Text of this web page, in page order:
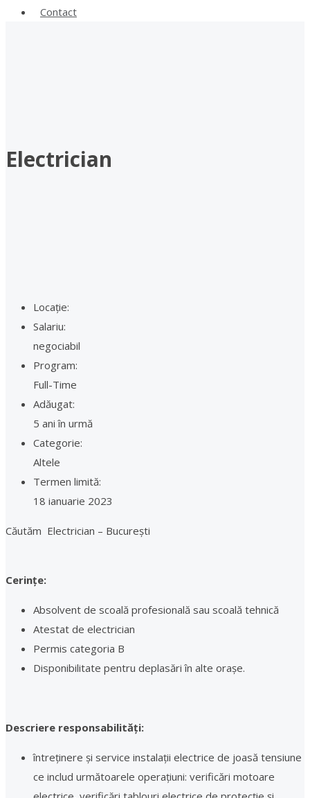
Contact
Electrician
Locație:
Salariu:
negociabil
Program:
Full-Time
Adăugat:
5 ani în urmă
Categorie:
Altele
Termen limită:
18 ianuarie 2023
Căutăm Electrician – București
Cerințe:
Absolvent de scoală profesională sau scoală tehnică
Atestat de electrician
Permis categoria B
Disponibilitate pentru deplasări în alte orașe.
Descriere responsabilități:
întreținere și service instalații electrice de joasă tensiune
ce includ următoarele operațiuni: verificări motoare